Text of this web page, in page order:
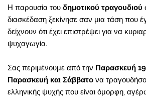
Η παρουσία του δημοτικού τραγουδιού
διασκέδαση ξεκίνησε σαν μια τάση που
δείχνουν ότι έχει επιστρέψει για να
ψυχαγωγία.
Σας περιμένουμε από την Παρασκευή
Παρασκευή και Σάββατο να
ελληνικής ψυχής που είναι όμορφη,